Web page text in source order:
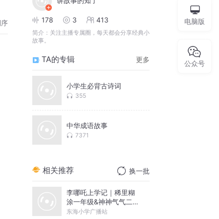
178 3 413
简介： 关注主播专属圈，每天都会分享经典小
故事。
TA的专辑 更多
小学生必背古诗词
355
中华成语故事
7371
相关推荐 换一批
李哪吒上学记｜稀里糊
涂一年级&神神气气二年
级
东海小学广播站
电脑版
公众号